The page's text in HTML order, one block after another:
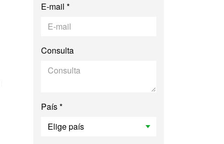
E-mail *
Consulta
País *